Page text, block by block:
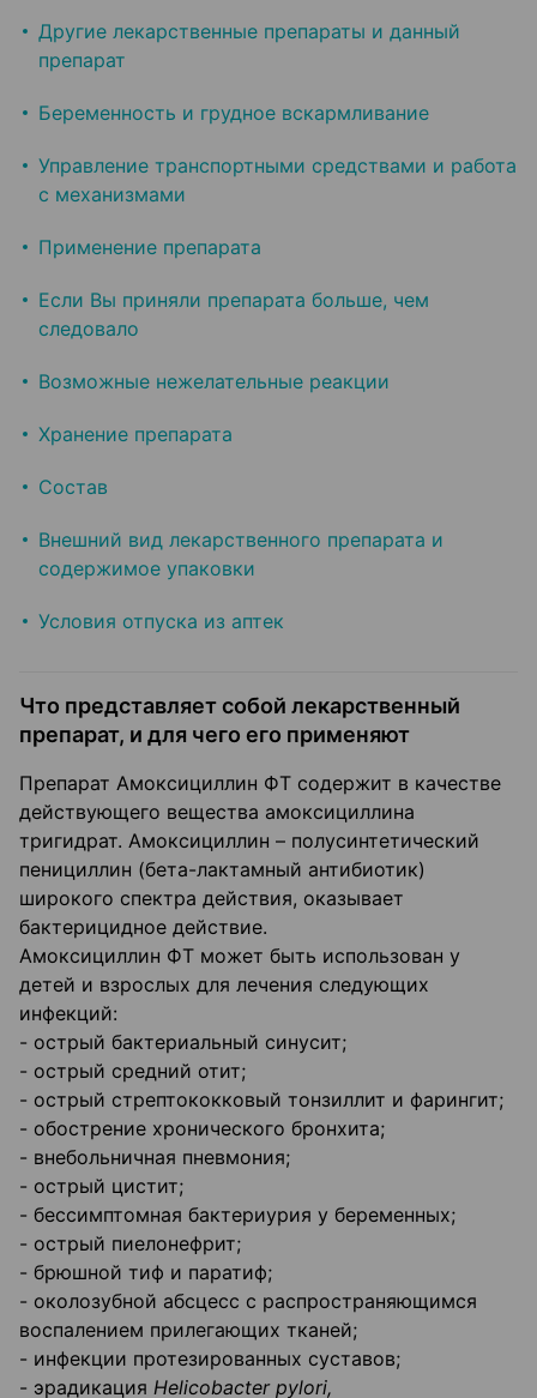
Другие лекарственные препараты и данный
препарат
Беременность и грудное вскармливание
Управление транспортными средствами и работа
с механизмами
Применение препарата
Если Вы приняли препарата больше, чем
следовало
Возможные нежелательные реакции
Хранение препарата
Состав
Внешний вид лекарственного препарата и
содержимое упаковки
Условия отпуска из аптек
Что представляет собой лекарственный
препарат, и для чего его применяют
Препарат Амоксициллин ФТ содержит в качестве
действующего вещества амоксициллина
тригидрат. Амоксициллин – полусинтетический
пенициллин (бета-лактамный антибиотик)
широкого спектра действия, оказывает
бактерицидное действие.
Амоксициллин ФТ может быть использован у
детей и взрослых для лечения следующих
инфекций:
- острый бактериальный синусит;
- острый средний отит;
- острый стрептококковый тонзиллит и фарингит;
- обострение хронического бронхита;
- внебольничная пневмония;
- острый цистит;
- бессимптомная бактериурия у беременных;
- острый пиелонефрит;
- брюшной тиф и паратиф;
- околозубной абсцесс с распространяющимся
воспалением прилегающих тканей;
- инфекции протезированных суставов;
- эрадикация Helicobacter pylori,